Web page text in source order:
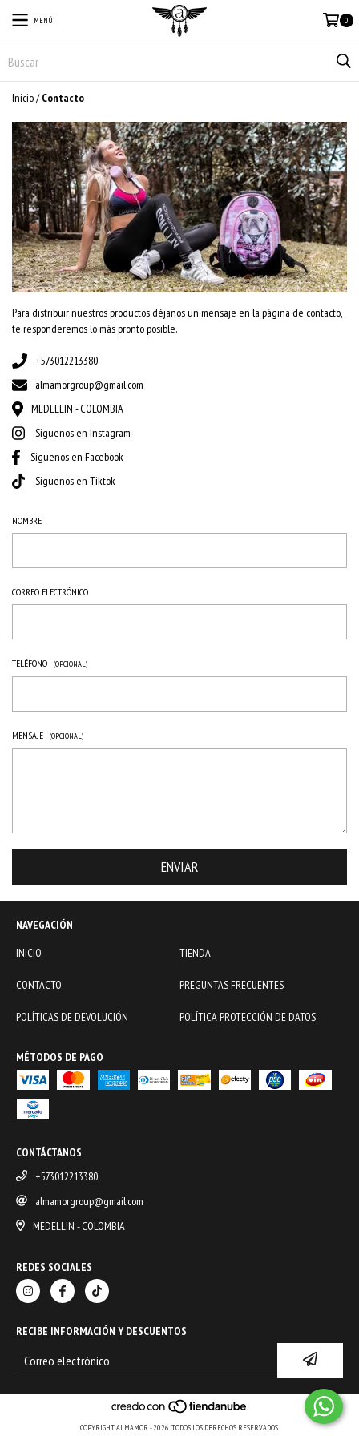
MENÚ 0
Inicio/ Contacto
Para distribuir nuestros productos déjanos un mensaje en la página de contacto,
te responderemos lo más pronto posible.
+573012213380
almamorgroup@gmail.com
MEDELLIN - COLOMBIA
Siguenos en Instagram
Siguenos en Facebook
Siguenos en Tiktok
NOMBRE
CORREO ELECTRÓNICO
TELÉFONO (OPCIONAL)
MENSAJE (OPCIONAL)
NAVEGACIÓN
INICIO
TIENDA
CONTACTO PREGUNTAS FRECUENTES
POLÍTICAS DE DEVOLUCIÓN POLÍTICA PROTECCIÓN DE DATOS
MÉTODOS DE PAGO
CONTÁCTANOS
+573012213380
almamorgroup@gmail.com
MEDELLIN - COLOMBIA
REDES SOCIALES
RECIBE INFORMACIÓN Y DESCUENTOS
COPYRIGHT ALMAMOR - 2026. TODOS LOS DERECHOS RESERVADOS.